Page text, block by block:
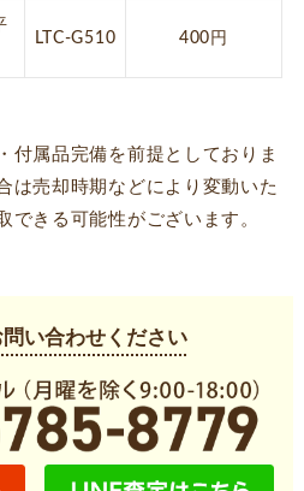
LTC-G510 400円
付属品完備を前提としておりま
は売却時期などにより変動いた
できる可能性がございます。
い合わせください